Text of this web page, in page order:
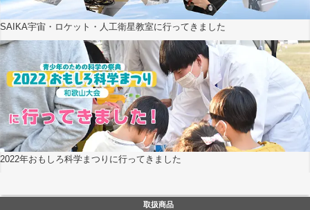
SAIKA宇宙・ロケット・人工衛星教室に行ってきました
2022年おもしろ科学まつりに行ってきました
取扱商品